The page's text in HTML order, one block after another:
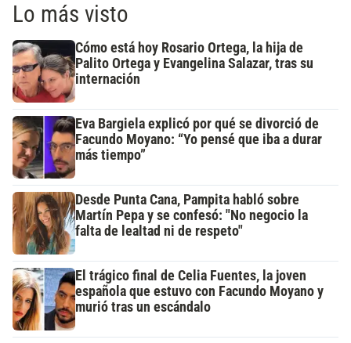
Lo más visto
Cómo está hoy Rosario Ortega, la hija de
Palito Ortega y Evangelina Salazar, tras su
internación
Eva Bargiela explicó por qué se divorció de
Facundo Moyano: “Yo pensé que iba a durar
más tiempo”
Desde Punta Cana, Pampita habló sobre
Martín Pepa y se confesó: "No negocio la
falta de lealtad ni de respeto"
El trágico final de Celia Fuentes, la joven
española que estuvo con Facundo Moyano y
murió tras un escándalo